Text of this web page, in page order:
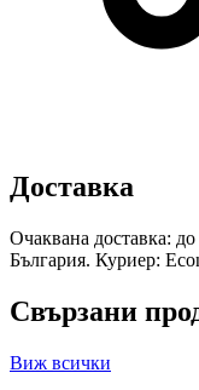
Доставка
Очаквана доставка:
България. Куриер:
Свързани
Виж всички